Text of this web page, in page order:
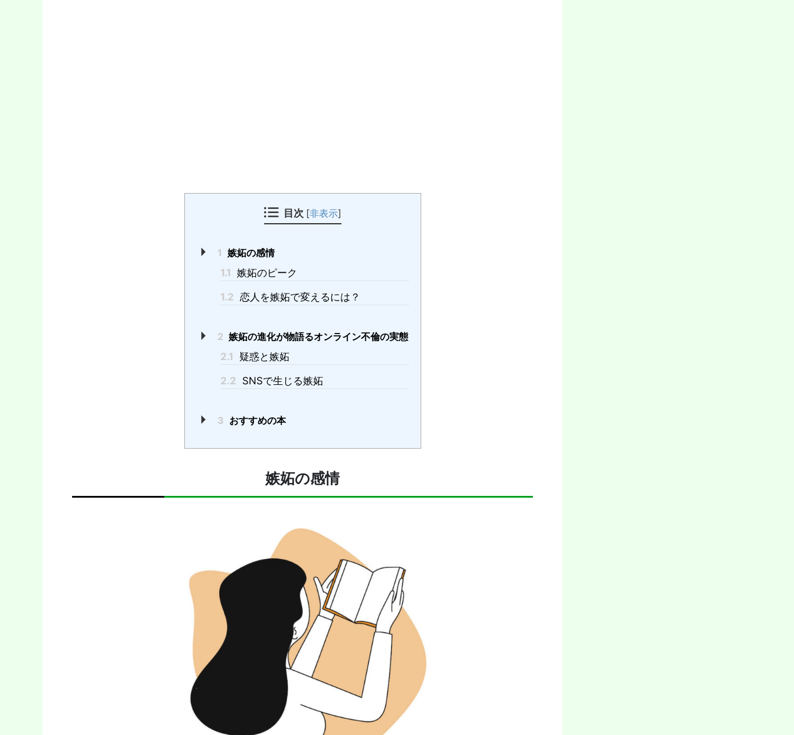
目次 [非表示]
1 嫉妬の感情
1.1 嫉妬のピーク
1.2 恋人を嫉妬で変えるには？
2 嫉妬の進化が物語るオンライン不倫の実態
2.1
疑惑と嫉妬
2.2 SNSで生じる嫉妬
3 おすすめの本
嫉妬の感情